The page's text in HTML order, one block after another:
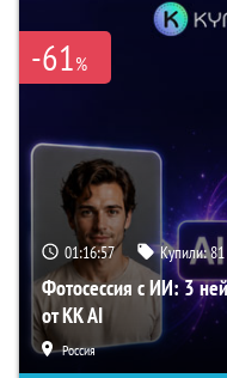
-61%
01:16:56 Купили:81
Фотосессия с ИИ: 3
от KK AI
Россия